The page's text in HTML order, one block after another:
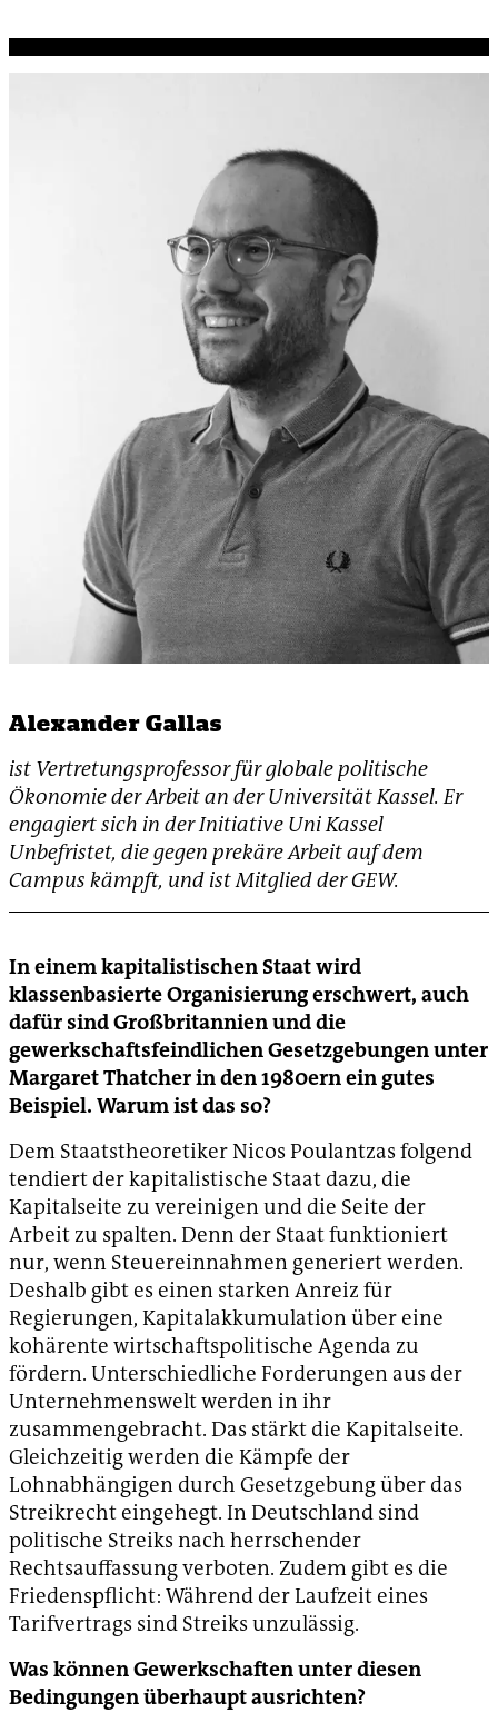
Alexander Gallas
ist Vertretungsprofessor für globale politische
Ökonomie der Arbeit an der Universität Kassel. Er
engagiert sich in der Initiative Uni Kassel
Unbefristet, die gegen prekäre Arbeit auf dem
Campus kämpft, und ist Mitglied der GEW.
In einem kapitalistischen Staat wird
klassenbasierte Organisierung erschwert, auch
dafür sind Großbritannien und die
gewerkschaftsfeindlichen Gesetzgebungen unter
Margaret Thatcher in den 1980ern ein gutes
Beispiel. Warum ist das so?
Dem Staatstheoretiker Nicos Poulantzas folgend
tendiert der kapitalistische Staat dazu, die
Kapitalseite zu vereinigen und die Seite der
Arbeit zu spalten. Denn der Staat funktioniert
nur, wenn Steuereinnahmen generiert werden.
Deshalb gibt es einen starken Anreiz für
Regierungen, Kapitalakkumulation über eine
kohärente wirtschaftspolitische Agenda zu
fördern. Unterschiedliche Forderungen aus der
Unternehmenswelt werden in ihr
zusammengebracht. Das stärkt die Kapitalseite.
Gleichzeitig werden die Kämpfe der
Lohnabhängigen durch Gesetzgebung über das
Streikrecht eingehegt. In Deutschland sind
politische Streiks nach herrschender
Rechtsauffassung verboten. Zudem gibt es die
Friedenspflicht: Während der Laufzeit eines
Tarifvertrags sind Streiks unzulässig.
Was können Gewerkschaften unter diesen
Bedingungen überhaupt ausrichten?